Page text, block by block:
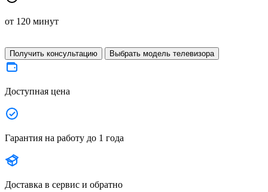
от 120 минут
Получить консультацию Выбрать модель телевизора
Доступная цена
Гарантия на работу до 1 года
Доставка в сервис и обратно